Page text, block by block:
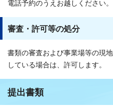
電話予約のうえお越しください。
審査・許可等の処分
書類の審査および事業場等の現
している場合は、許可します。
提出書類